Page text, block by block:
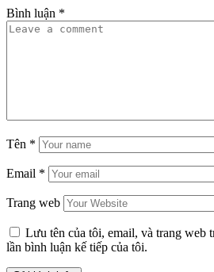
Bình luận *
Tên *
Email *
Trang web
Lưu tên của tôi, email, và trang web
lần bình luận kế tiếp của tôi.